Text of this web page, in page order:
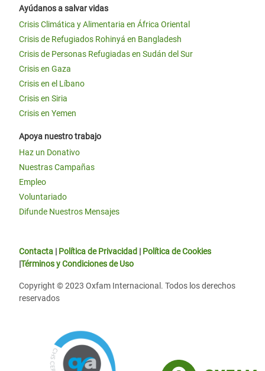
Ayúdanos a salvar vidas
Crisis Climática y Alimentaria en África Oriental
Crisis de Refugiados Rohinyá en Bangladesh
Crisis de Personas Refugiadas en Sudán del Sur
Crisis en Gaza
Crisis en el Líbano
Crisis en Siria
Crisis en Yemen
Apoya nuestro trabajo
Haz un Donativo
Nuestras Campañas
Empleo
Voluntariado
Difunde Nuestros Mensajes
Contacta | Política de Privacidad | Política de Cookies
|Términos y Condiciones de Uso
Copyright © 2023 Oxfam Internacional. Todos los derechos
reservados